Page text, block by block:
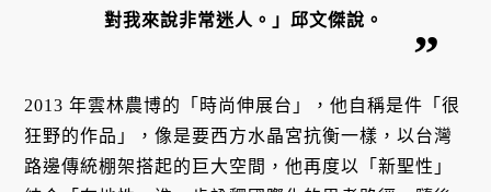
對我來說非常迷人。」邱文傑說。
2013 年雲林農博的「時尚伸展台」，他自稱是件「很
狂野的作品」，像是要西方水晶宮抗衡一樣，以台灣
路邊傳統棚架搭起的巨大空間，他再度以「新聖性」